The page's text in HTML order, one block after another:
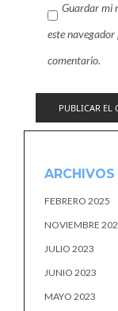
Guardar mi
este
comentario.
ARCHIVOS
FEBRERO 2025
NOVIEMBRE
JULIO 2023
JUNIO 2023
MAYO 2023